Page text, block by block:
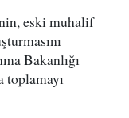
eski muhalif
Bakanlığı
toplamayı